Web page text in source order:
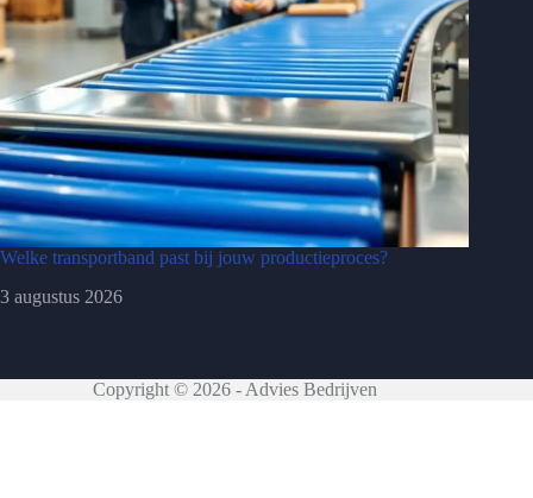
Welke transportband past bij jouw productieproces?
3 augustus 2026
Copyright © 2026 - Advies Bedrijven